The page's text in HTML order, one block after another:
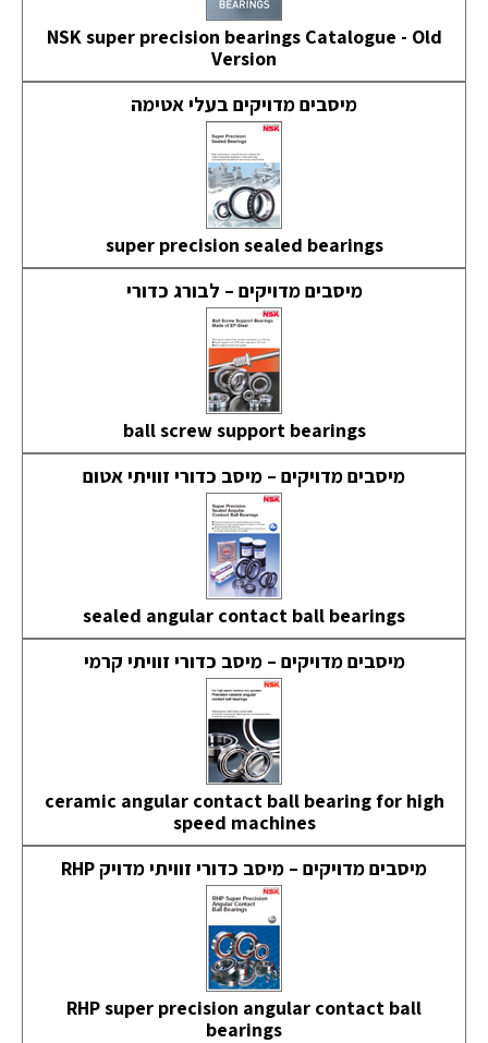
NSK super precision bearings Catalogue - Old
Version
מיסבים מדויקים בעלי אטימה
super precision sealed bearings
מיסבים מדויקים – לבורג כדורי
ball screw support bearings
מיסבים מדויקים – מיסב כדורי זוויתי אטום
sealed angular contact ball bearings
מיסבים מדויקים – מיסב כדורי זוויתי קרמי
ceramic angular contact ball bearing for high
speed machines
מיסבים מדויקים – מיסב כדורי זוויתי מדויק RHP
RHP super precision angular contact ball
bearings